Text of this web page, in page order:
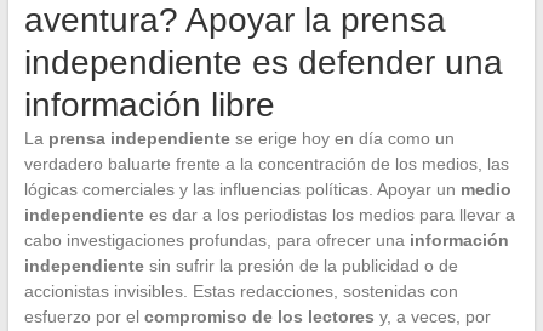
aventura? Apoyar la prensa
independiente es defender una
información libre
La prensa independientese erige hoy en día como un
verdadero baluarte frente a la concentración de los medios, las
lógicas comerciales y las influencias políticas. Apoyar un medio
independientees dar a los periodistas los medios para llevar a
cabo investigaciones profundas, para ofrecer una información
independientesin sufrir la presión de la publicidad o de
accionistas invisibles. Estas redacciones, sostenidas con
esfuerzo por el compromiso de los lectores y, a veces, por